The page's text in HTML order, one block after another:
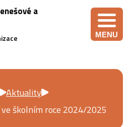
a
MENU
Aktuality
školním roce 2024/2025